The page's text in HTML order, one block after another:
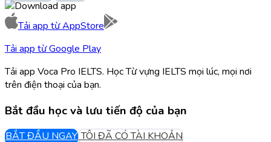
Tải app từAppStore
Tải app từGoogle Play
Tải app Voca Pro IELTS. Học Từ vựng IELTS mọi lúc, mọi nơi
trên điện thoại của bạn.
Bắt đầu học và lưu tiến độ của bạn
BẮT ĐẦU NGAY TÔI ĐÃ CÓ TÀI KHOẢN